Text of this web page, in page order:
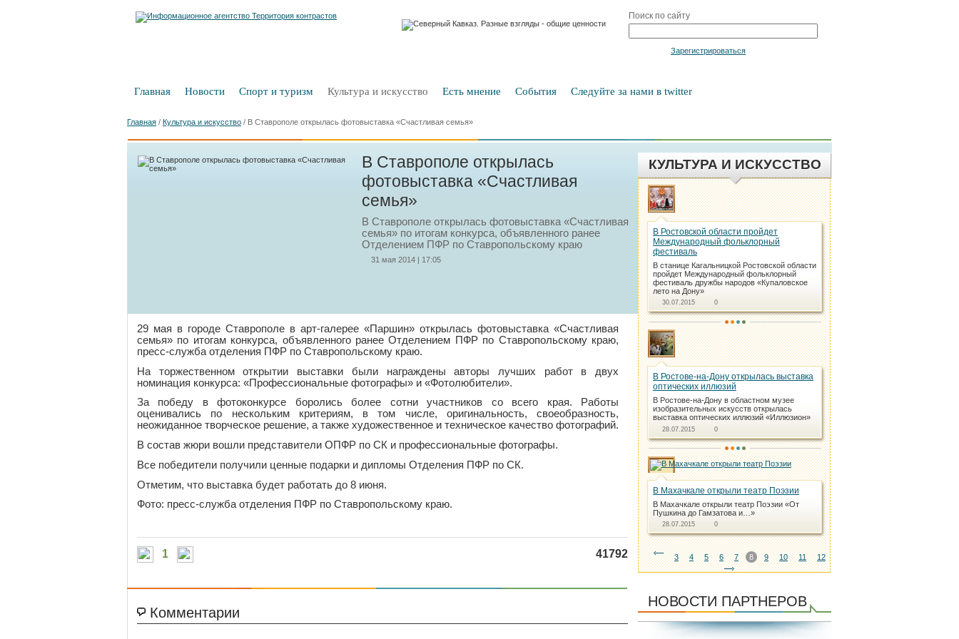
Поиск по сайту
Зарегистрироваться
Главная Новости Спорт и туризм Культура и искусство Есть мнение События Следуйте за нами в twitter
Главная / Культура и искусство / В Ставрополе открылась фотовыставка «Счастливая семья»
В Ставрополе открылась
фотовыставка «Счастливая
семья»
В Ставрополе открылась фотовыставка «Счастливая
семья» по итогам конкурса, объявленного ранее
Отделением ПФР по Ставропольскому краю
31 мая 2014 | 17:05
29 мая в городе Ставрополе в арт-галерее «Паршин» открылась фотовыставка «Счастливая
семья» по итогам конкурса, объявленного ранее Отделением ПФР по Ставропольскому краю,
пресс-служба отделения ПФР по Ставропольскому краю.
На торжественном открытии выставки были награждены авторы лучших работ в двух
номинация конкурса: «Профессиональные фотографы» и «Фотолюбители».
За победу в фотоконкурсе боролись более сотни участников со всего края. Работы
оценивались по нескольким критериям, в том числе, оригинальность, своеобразность,
неожиданное творческое решение, а также художественное и техническое качество фотографий.
В состав жюри вошли представители ОПФР по СК и профессиональные фотографы.
Все победители получили ценные подарки и дипломы Отделения ПФР по СК.
Отметим, что выставка будет работать до 8 июня.
Фото: пресс-служба отделения ПФР по Ставропольскому краю.
1 41792
Комментарии
КУЛЬТУРА И ИСКУССТВО
В Ростовской области пройдет
Международный фольклорный
фестиваль
В станице Кагальницкой Ростовской области
пройдет Международный фольклорный
фестиваль дружбы народов «Купаловское
лето на Дону»
30.07.2015 0
В Ростове-на-Дону открылась выставка
оптических иллюзий
В Ростове-на-Дону в областном музее
изобразительных искусств открылась
выставка оптических иллюзий «Иллюзион»
28.07.2015 0
В Махачкале открыли театр Поэзии
В Махачкале открыли театр Поэзии «От
Пушкина до Гамзатова и…»
28.07.2015 0
3 4 5 6 7 8 9 10 11 12
НОВОСТИ ПАРТНЕРОВ